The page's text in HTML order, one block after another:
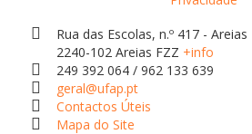
Eventos
Notícias
Sondagens
ZêzereTV
Rua das Escolas, n.º 417 - Areias
2240-102 Areias FZZ +info
249 392 064 / 962 133 639
geral@ufap.pt
Contactos Úteis
Mapa do Site